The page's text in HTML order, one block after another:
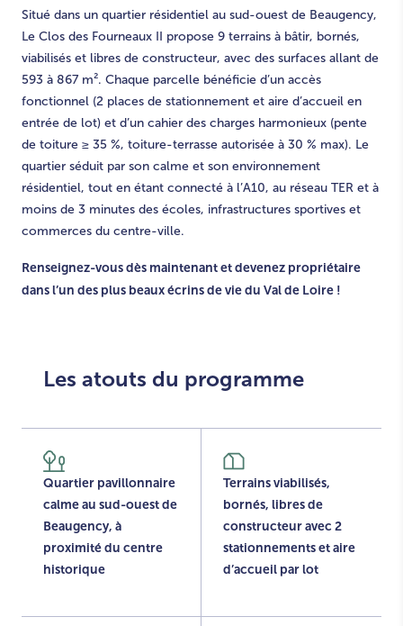
Situé dans un quartier résidentiel au sud-ouest de Beaugency,
Le Clos des Fourneaux II propose 9 terrains à bâtir, bornés,
viabilisés et libres de constructeur, avec des surfaces allant de
593 à 867 m². Chaque parcelle bénéficie d’un accès
fonctionnel (2 places de stationnement et aire d’accueil en
entrée de lot) et d’un cahier des charges harmonieux (pente
de toiture ≥ 35 %, toiture-terrasse autorisée à 30 % max). Le
quartier séduit par son calme et son environnement
résidentiel, tout en étant connecté à l’A10, au réseau TER et à
moins de 3 minutes des écoles, infrastructures sportives et
commerces du centre-ville.
Renseignez-vous dès maintenant et devenez propriétaire
dans l’un des plus beaux écrins de vie du Val de Loire !
Les atouts du programme
Quartier pavillonnaire
calme au sud-ouest de
Beaugency, à
proximité du centre
historique
Terrains viabilisés,
bornés, libres de
constructeur avec 2
stationnements et aire
d’accueil par lot